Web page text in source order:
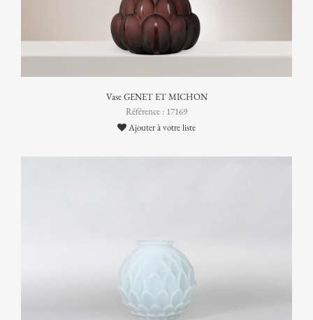
Vase GENET ET MICHON
Référence : 17169
Ajouter à votre liste